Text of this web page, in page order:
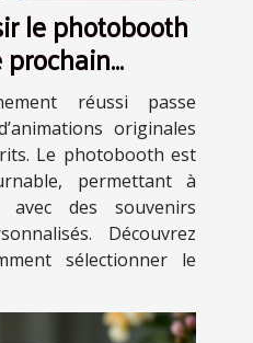
le photobooth
réussi passe
originales
Le photobooth est
permettant à
des souvenirs
Découvrez
sélectionner le